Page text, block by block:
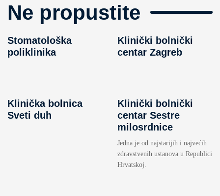
Ne propustite
Stomatološka
poliklinika
Klinički bolnički
centar Zagreb
Klinička bolnica
Sveti duh
Klinički bolnički
centar Sestre
milosrdnice
Jedna je od najstarijih i najvećih
zdravstvenih ustanova u Republici
Hrvatskoj.